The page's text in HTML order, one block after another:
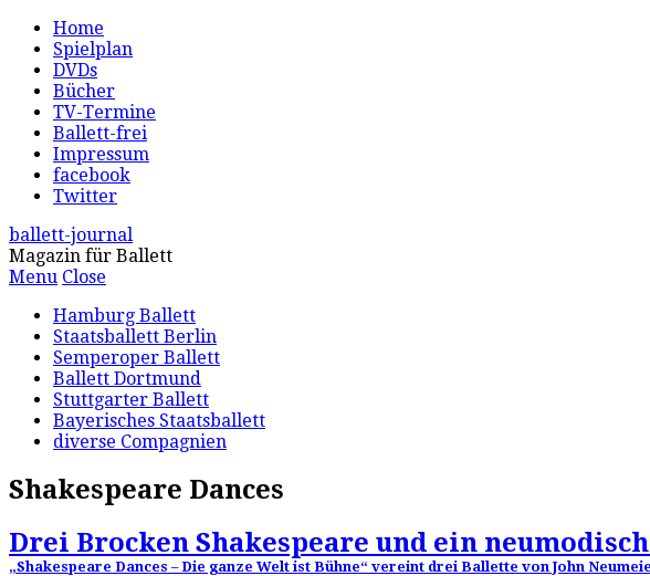
Home
Spielplan
DVDs
Bücher
TV-Termine
Ballett-frei
Impressum
facebook
Twitter
ballett-journal
Magazin für Ballett
Menu Close
Hamburg Ballett
Staatsballett Berlin
Semperoper Ballett
Ballett Dortmund
Stuttgarter Ballett
Bayerisches Staatsballett
diverse Compagnien
Shakespeare Dances
Drei Brocken Shakespeare und ein
„Shakespeare Dances – Die ganze Welt ist Bühne“ vereint drei Ballette von John